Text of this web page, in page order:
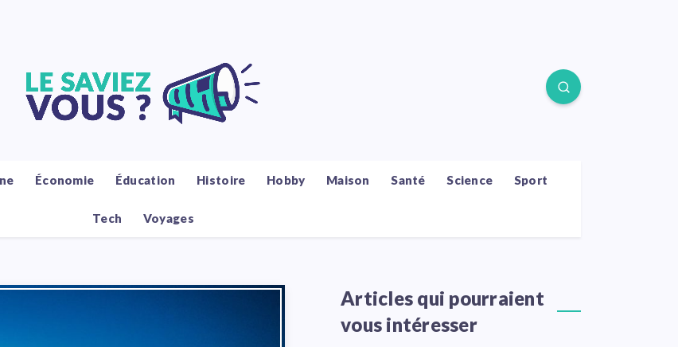
Économie Éducation Histoire Hobby Maison Santé Science Sport
Tech Voyages
Articles qui pourraient
vous intéresser